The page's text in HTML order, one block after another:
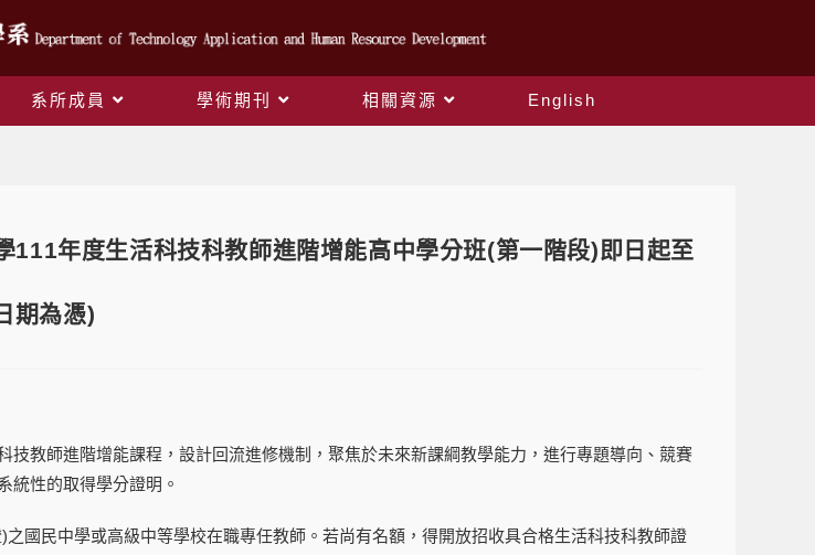
系所成員 學術期刊 相關資源 English
111年度生活科技科教師進階增能高中學分班(第一階段)即日起至
期為憑)
技教師進階增能課程，設計回流進修機制，聚焦於未來新課綱教學能力，進行專題導向、競賽
統性的取得學分證明。
國民中學或高級中等學校在職專任教師。若尚有名額，得開放招收具合格生活科技科教師證